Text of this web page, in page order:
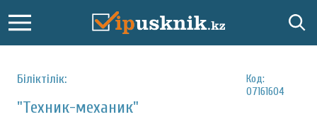
Біліктілік:
Код:
07161604
"Техник-механик"